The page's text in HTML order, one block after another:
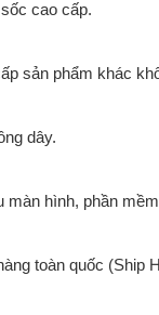
cao cấp.
sản phẩm khác
dây.
màn hình, phần
toàn quốc (Ship